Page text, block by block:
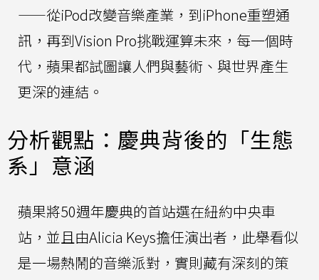
——從iPod改變音樂產業，到iPhone重塑通
訊，再到Vision Pro挑戰運算未來，每一個時
代，蘋果都試圖讓人們與藝術、與世界產生
更深的連結。
分析觀點：慶典背後的「生態
系」意涵
蘋果將50週年慶典的首站選在紐約中央車
站，並且由Alicia Keys擔任演出者，此舉看似
是一場熱鬧的音樂派對，實則藏有深刻的策